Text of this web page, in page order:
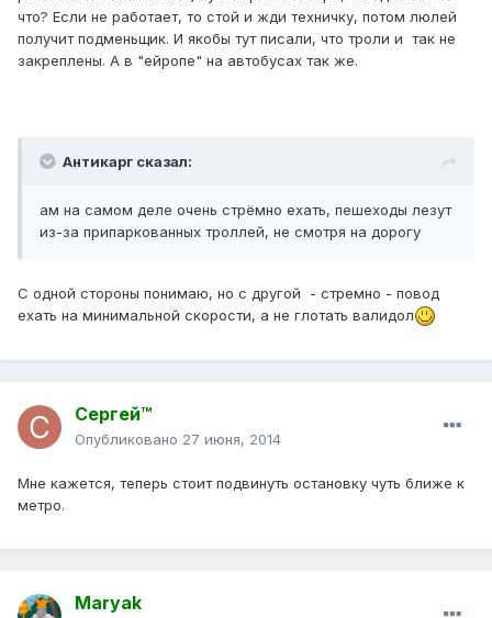
что? Если не работает, то стой и жди техничку, потом люлей
получит подменьщик. И якобы тут писали, что троли и так не
закреплены. А в "ейропе" на автобусах так же.
Антикарг сказал:
ам на самом деле очень стрёмно ехать, пешеходы лезут
из-за припаркованных троллей, не смотря на дорогу
С одной стороны понимаю, но с другой - стремно - повод
ехать на минимальной скорости, а не глотать валидол
Сергей™
Опубликовано 27 июня, 2014
Мне кажется, теперь стоит подвинуть остановку чуть ближе к
метро.
Maryak